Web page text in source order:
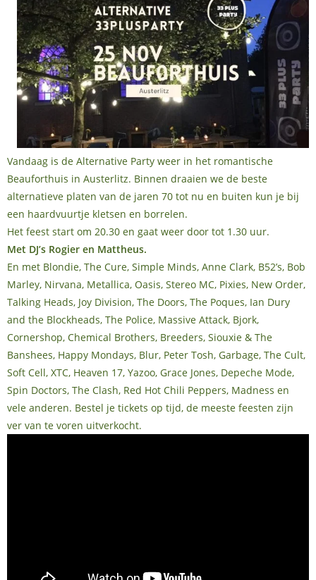
Vandaag is de Alternative Party weer in het romantische
Beauforthuis in Austerlitz. Binnen draaien we de beste
alternatieve platen van de jaren 70 tot nu en buiten kun je bij
een haardvuurtje kletsen en borrelen.
Het feest start om 20.30 en gaat weer door tot 1.30 uur.
Met DJ’s Rogier en Mattheus.
En met Blondie, The Cure, Simple Minds, Anne Clark, B52’s, Bob
Marley, Nirvana, Metallica, Oasis, Stereo MC, Pixies, New Order,
Talking Heads, Joy Division, The Doors, The Poques, Ian Dury
and the Blockheads, The Police, Massive Attack, Bjork,
Cornershop, Chemical Brothers, Breeders, Siouxie & The
Banshees, Happy Mondays, Blur, Peter Tosh, Garbage, The Cult,
Soft Cell, XTC, Heaven 17, Yazoo, Grace Jones, Depeche Mode,
Spin Doctors, The Clash, Red Hot Chili Peppers, Madness en
vele anderen. Bestel je tickets op tijd, de meeste feesten zijn
ver van te voren uitverkocht.